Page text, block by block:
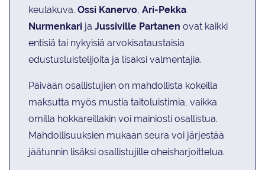
keulakuva. Ossi Kanervo, Ari-Pekka
Nurmenkari ja Jussiville Partanen ovat kaikki
entisiä tai nykyisiä arvokisataustaisia
edustusluistelijoita ja lisäksi valmentajia.
Päivään osallistujien on mahdollista kokeilla
maksutta myös mustia taitoluistimia, vaikka
omilla hokkareillakin voi mainiosti osallistua.
Mahdollisuuksien mukaan seura voi järjestää
jäätunnin lisäksi osallistujille oheisharjoittelua.